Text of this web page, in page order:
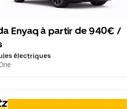
Enyaq à partir de 940€ /
électriques